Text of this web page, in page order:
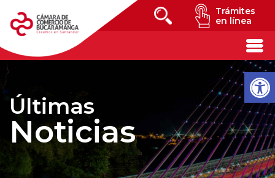
Trámites
en línea
Últimas
Noticias